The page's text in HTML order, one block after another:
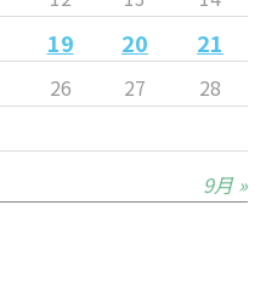
19 20 21
26 27
28
9月 »